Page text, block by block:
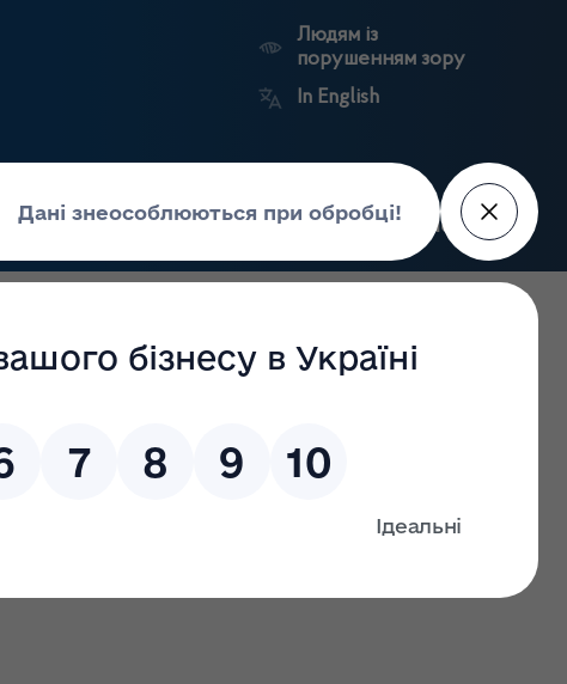
Людям із
порушенням зору
In English
Прес-центр Пошук
та
нагляд
реєстри
портал
Держлікслужби
умов